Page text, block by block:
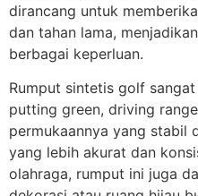
dirancang untuk
dan tahan lama,
berbagai keperluan.
Rumput sintetis golf
putting green, driving
permukaannya yang stabil
yang lebih akurat dan
olahraga, rumput ini juga